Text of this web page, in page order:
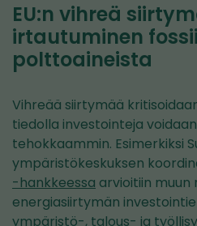
EU:n vihreä
irtautuminen
polttoaineista
Vihreää siirtymää
tiedolla investointeja
tehokkaammin. Esimerkiksi
ympäristökeskuksen
-hankkeessa arvioitiin muun
energiasiirtymän
ympäristö-, talous- ja